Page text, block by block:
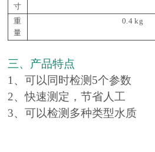
寸
重
量
0.4 kg
三、产品特点
1、可以同时检测5个参数
2、快速测定，节省人工
3、可以检测多种类型水质